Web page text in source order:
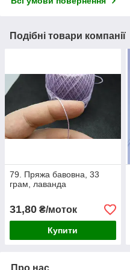
Подібні товари компанії
79. Пряжа бавовна, 33
грам, лаванда
31,80 ₴/моток
Купити